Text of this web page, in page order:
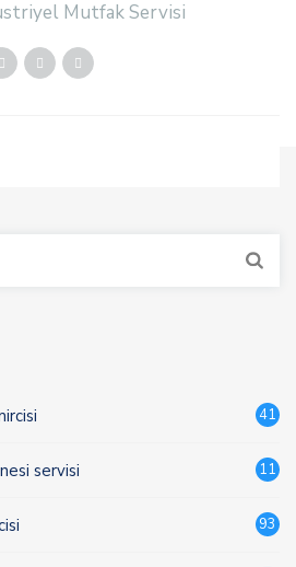
Mutfak Servisi
41
servisi 11
93